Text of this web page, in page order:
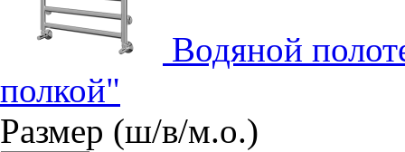
Водяной
полкой"
Размер (ш/в/м.о.)